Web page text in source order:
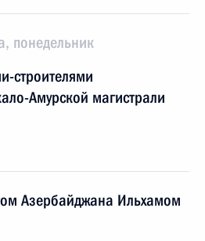
понедельник
строителями
Амурской магистрали
Азербайджана Ильхамом